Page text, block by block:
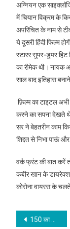
अन्नियन एक
में चियान विक्रम के
अपरिचित के नाम से
ये दूसरी हिंदी फिल्म
स्टारर सुपर-डुपर हिट
का रीमेक थी। नायक
साल बाद इतिहास
फ़िल्म का टाइटल
करने का सपना देखते
सर ने बेहतरीन काम
शिद्दत से निभा पाऊं
वर्क फ्रंट की बात करें
कबीर खान के
कोरोना वायरस के
Post
150 का लक्ष्य बचाने के लिए आरसीबी कप्तान विराट कोहली ने ऐसे किया टीम को प्रेरित